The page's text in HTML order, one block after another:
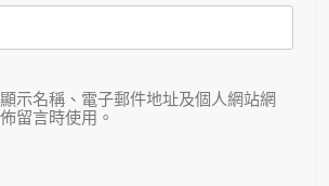
示名稱、電子郵件地址及個人網站網
留言時使用。